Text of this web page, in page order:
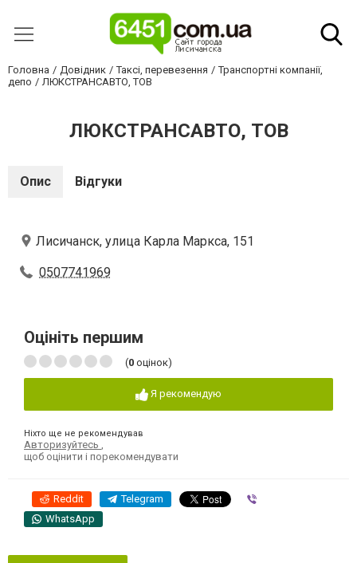
Головна Довідник Таксі, перевезення
Транспортні компанії,
депо
ЛЮКСТРАНСАВТО, ТОВ
ЛЮКСТРАНСАВТО, ТОВ
Опис Відгуки
Лисичанск, улица Карла Маркса, 151
0507741969
Оцініть першим
(0 оцінок)
Я рекомендую
Ніхто ще не рекомендував
Авторизуйтесь
щоб оцінити і порекомендувати
Reddit Telegram
WhatsApp